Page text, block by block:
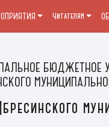
БЮДЖЕТНОЕ
Читателям